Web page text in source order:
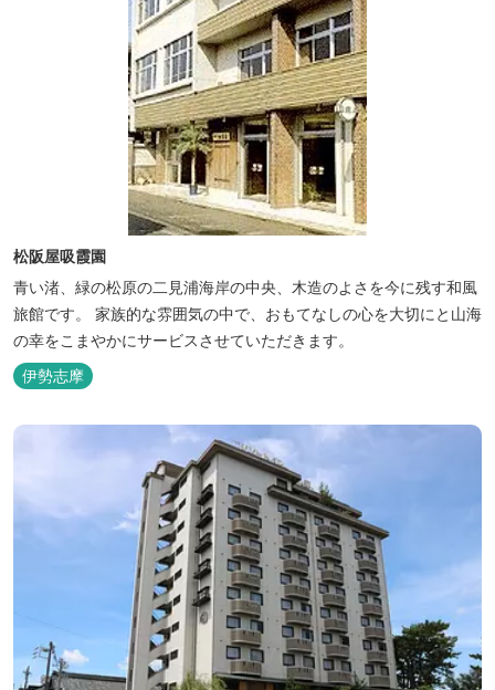
松阪屋吸霞園
青い渚、緑の松原の二見浦海岸の中央、木造のよさを今に残す和風
旅館です。 家族的な雰囲気の中で、おもてなしの心を大切にと山海
の幸をこまやかにサービスさせていただきます。
伊勢志摩